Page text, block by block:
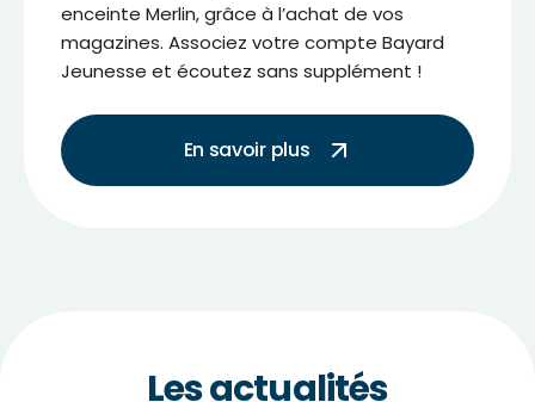
enceinte Merlin, grâce à l’achat de vos
magazines. Associez votre compte Bayard
Jeunesse et écoutez sans supplément !
En savoir plus
Les actualités